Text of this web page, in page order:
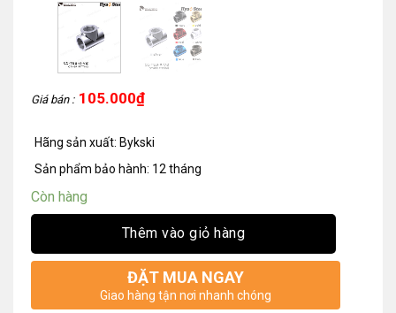
Giá bán : 105.000₫
Hãng sản xuất: Bykski
Sản phẩm bảo hành: 12 tháng
Còn hàng
Thêm vào giỏ hàng
ĐẶT MUA NGAY
Giao hàng tận nơi nhanh chóng